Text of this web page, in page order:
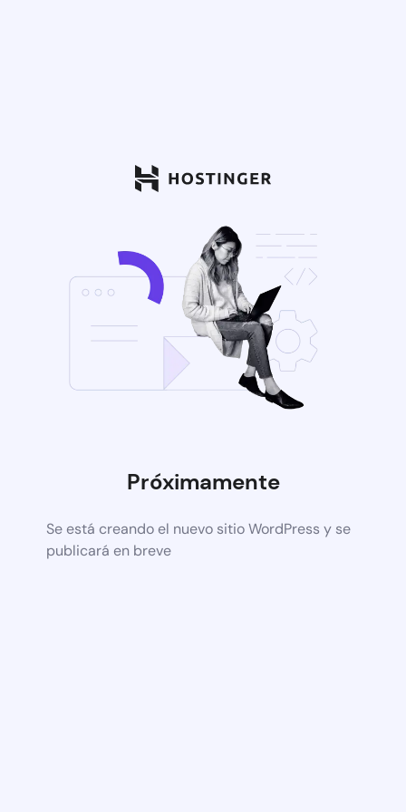
Próximamente
Se está creando el nuevo sitio WordPress y se
publicará en breve